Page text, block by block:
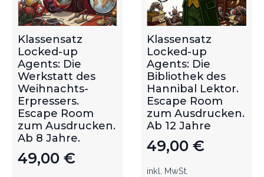
Klassensatz
Locked-up
Agents: Die
Werkstatt des
Weihnachts-
Erpressers.
Escape Room
zum Ausdrucken.
Ab 8 Jahre.
49,00 €
Klassensatz
Locked-up
Agents: Die
Bibliothek des
Hannibal Lektor.
Escape Room
zum Ausdrucken.
Ab 12 Jahre
49,00 €
inkl. MwSt.